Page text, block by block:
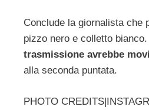
Conclude la giornalista che
pizzo nero e colletto
trasmissione avrebbe
alla seconda puntata.
PHOTO